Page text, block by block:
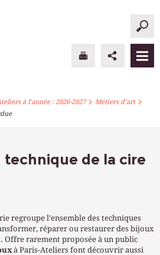
ATELIERS
À L’ANNÉE
S’INSCRIRE
à l’année : 2026-2027> Métiers d’art>
technique de la cire
regroupe l’ensemble des techniques
réparer ou restaurer des bijoux
Offre rarement proposée à un public
à Paris-Ateliers font découvrir aussi